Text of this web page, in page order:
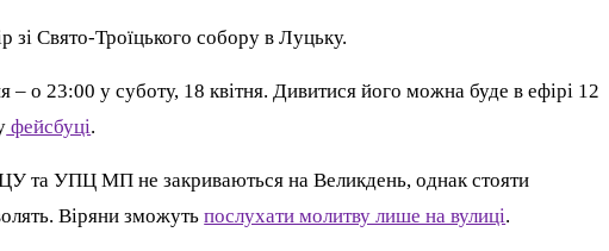
зі Свято-Троїцького собору в Луцьку.
– о 23:00 у суботу, 18 квітня. Дивитися його можна буде в ефірі 12
фейсбуці.
та УПЦ МП не закриваються на Великдень, однак стояти
Віряни зможутьпослухати молитву лише на вулиці.